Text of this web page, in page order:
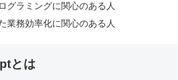
グラミングに関心のある人
業務効率化に関心のある人
とは